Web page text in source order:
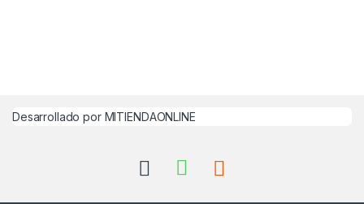
Desarrollado por MITIENDAONLINE